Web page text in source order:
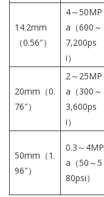
14.2mm
（0.56″）
4～50MP
a（600～
7,200ps
i）
20mm（0.
76″）
2～25MP
a（300～
3,600ps
i）
50mm（1.
96″）
0.3～4MP
a（50～5
80psi）